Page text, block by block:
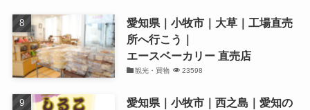
愛知県｜小牧市｜大草｜工場直売
所へ行こう｜
エースベーカリー 直売店
観光・買物 23598
愛知県｜小牧市｜西之島｜愛知の